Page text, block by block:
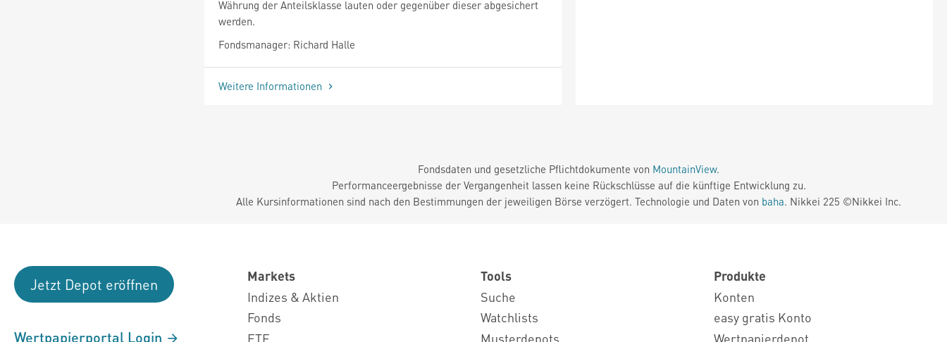
Währung der Anteilsklasse lauten oder gegenüber dieser abgesichert
werden.
Fondsmanager: Richard Halle
Weitere Informationen
Fondsdaten und gesetzliche Pflichtdokumente von MountainView.
Performanceergebnisse der Vergangenheit lassen keine Rückschlüsse auf die künftige Entwicklung zu.
Alle Kursinformationen sind nach den Bestimmungen der jeweiligen Börse verzögert. Technologie und Daten von baha. Nikkei 225 ©Nikkei Inc.
Jetzt Depot eröffnen
Wertpapierportal Login
Markets
Indizes & Aktien
Fonds
ETF
Tools
Suche
Watchlists
Musterdepots
Produkte
Konten
easy gratis Konto
Wertpapierdepot